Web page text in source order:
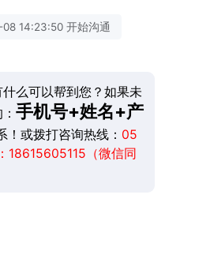
14:23:50 开始沟通
么可以帮到您？如果未
手机号+姓名+产
或拨打咨询热线： 05
（微信同